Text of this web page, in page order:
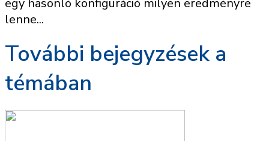
egy hasonló konfiguráció milyen eredményre
lenne...
További bejegyzések a
témában